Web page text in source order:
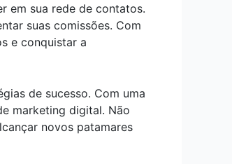
em sua rede de contatos.
suas comissões. Com
e conquistar a
de sucesso. Com uma
marketing digital. Não
novos patamares